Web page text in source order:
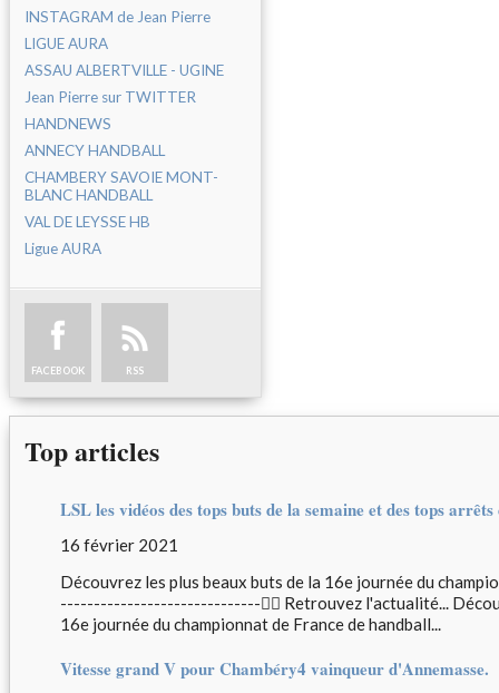
INSTAGRAM de Jean Pierre
LIGUE AURA
ASSAU ALBERTVILLE - UGINE
Jean Pierre sur TWITTER
HANDNEWS
ANNECY HANDBALL
CHAMBERY SAVOIE MONT-
BLANC HANDBALL
VAL DE LEYSSE HB
Ligue AURA
FACEBOOK RSS
Top articles
LSL les vidéos des tops buts de la semaine et des tops
16 février 2021
Découvrez les plus beaux buts de la 16e journée du
------------------------------🤾‍♂️ Retrouvez l'actualité...
16e journée du championnat de France de handball...
Vitesse grand V pour Chambéry4 vainqueur d'Annemasse.